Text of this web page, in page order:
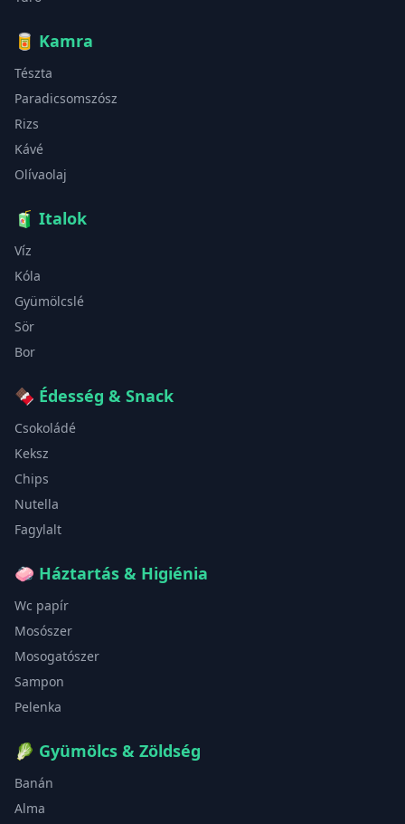
🥫 Kamra
Tészta
Paradicsomszósz
Rizs
Kávé
Olívaolaj
🧃 Italok
Víz
Kóla
Gyümölcslé
Sör
Bor
🍫 Édesség & Snack
Csokoládé
Keksz
Chips
Nutella
Fagylalt
🧼 Háztartás & Higiénia
Wc papír
Mosószer
Mosogatószer
Sampon
Pelenka
🥬 Gyümölcs & Zöldség
Banán
Alma